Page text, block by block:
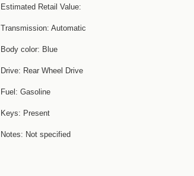
Estimated Retail Value:
Transmission: Automatic
Body color: Blue
Drive: Rear Wheel Drive
Fuel: Gasoline
Keys: Present
Notes: Not specified